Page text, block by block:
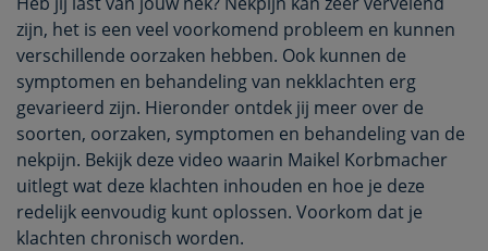
zijn, het is een veel voorkomend probleem en kunnen
verschillende oorzaken hebben. Ook kunnen de
symptomen en behandeling van nekklachten erg
gevarieerd zijn. Hieronder ontdek jij meer over de
soorten, oorzaken, symptomen en behandeling van de
nekpijn. Bekijk deze video waarin Maikel Korbmacher
uitlegt wat deze klachten inhouden en hoe je deze
redelijk eenvoudig kunt oplossen. Voorkom dat je
klachten chronisch worden.